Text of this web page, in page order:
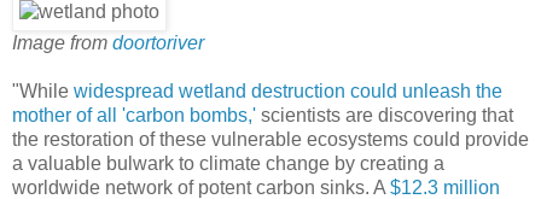
Image from doortoriver
"While widespread wetland destruction could unleash the
mother of all 'carbon bombs,' scientists are discovering that
the restoration of these vulnerable ecosystems could provide
a valuable bulwark to climate change by creating a
worldwide network of potent carbon sinks. A $12.3 million